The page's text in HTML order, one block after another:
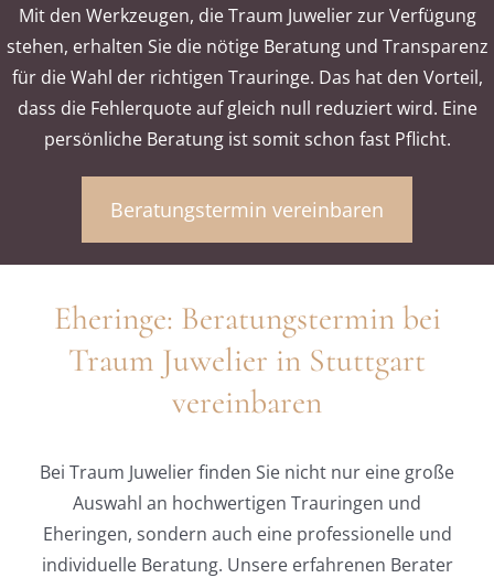
Mit den Werkzeugen, die Traum Juwelier zur Verfügung
stehen, erhalten Sie die nötige Beratung und Transparenz
für die Wahl der richtigen Trauringe. Das hat den Vorteil,
dass die Fehlerquote auf gleich null reduziert wird. Eine
persönliche Beratung ist somit schon fast Pflicht.
Beratungstermin vereinbaren
Eheringe: Beratungstermin bei
Traum Juwelier in Stuttgart
vereinbaren
Bei Traum Juwelier finden Sie nicht nur eine große
Auswahl an hochwertigen Trauringen und
Eheringen, sondern auch eine professionelle und
individuelle Beratung. Unsere erfahrenen Berater